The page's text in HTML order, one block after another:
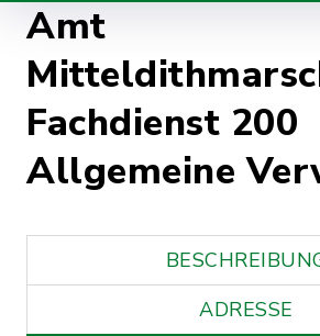
Amt
Fachdienst 200
Allgemeine
ADRESSE